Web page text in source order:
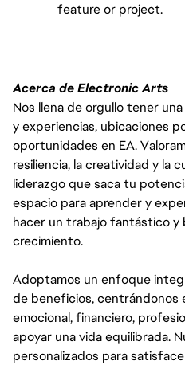
feature or project.
Acerca de Electronic Arts
Nos llena de orgullo tener
y experiencias, ubicaciones
oportunidades en EA.
resiliencia, la creatividad y la
liderazgo que saca tu
espacio para aprender y
hacer un trabajo fantástico
crecimiento.
Adoptamos un enfoque
de beneficios, centrándonos
emocional, financiero,
apoyar una vida equilibrada.
personalizados para